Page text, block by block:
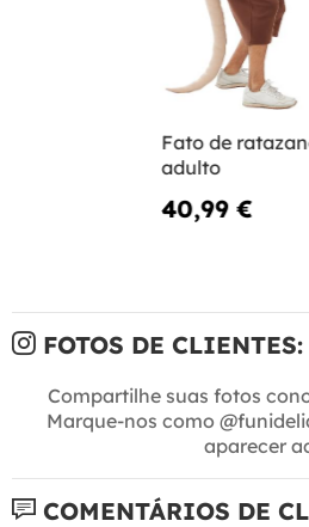
Fato de
adulto
40,99 €
FOTOS DE CLIENTES:
Compartilhe suas fotos
Marque-nos como
aparecer
COMENTÁRIOS DE